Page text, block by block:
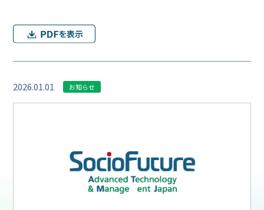
2026.01.01 お知らせ